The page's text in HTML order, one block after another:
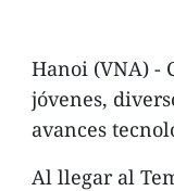
Hanoi (VNA) -
jóvenes,
avances
Al llegar al